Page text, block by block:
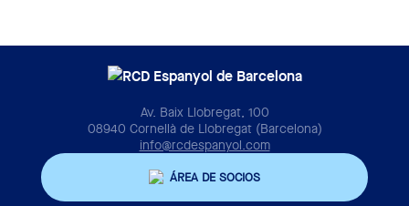
Av. Baix Llobregat, 100
08940 Cornellà de Llobregat (Barcelona)
info@rcdespanyol.com
ÁREA DE SOCIOS